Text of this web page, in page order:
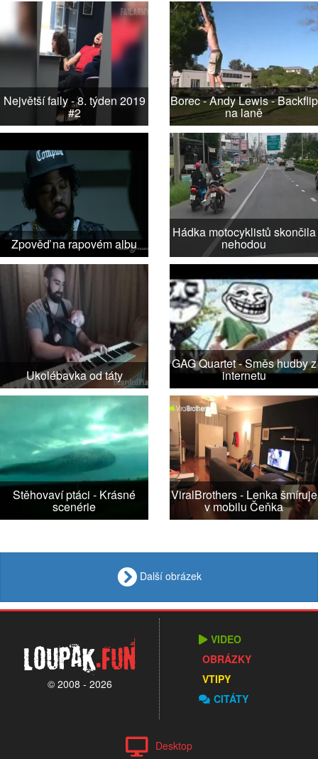
Největší faily - 8. týden 2019
#2
Borec - Andy Lewis - Backflip
na laně
Zpověď na rapovém albu
Hádka motocyklistů skončila
nehodou
Ukolébavka od táty
GAG Quartet - Směs hudby z
internetu
Stěhovaví ptáci - Krásné
scenérie
ViralBrothers - Lenka šmíruje
v mobilu Čeňka
Další obrázek
Loupak.fun
© 2008 - 2026
VIDEO
OBRÁZKY
VTIPY
CITÁTY
Desktop